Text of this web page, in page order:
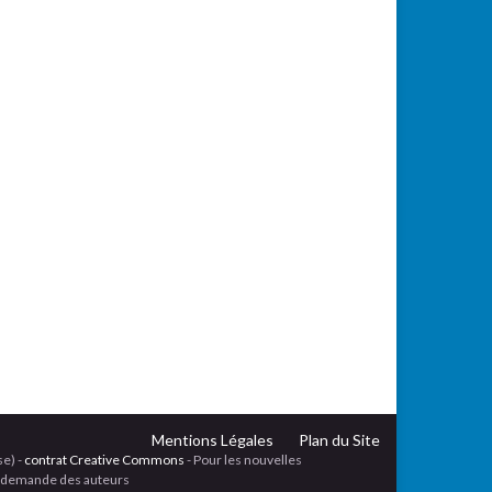
Mentions Légales Plan du Site
- contrat Creative Commons - Pour les nouvelles
des auteurs